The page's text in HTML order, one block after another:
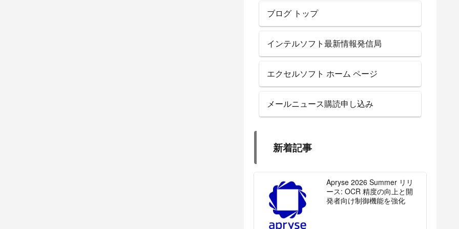
ブログ トップ
インテルソフト最新情報発信局
エクセルソフト ホーム ページ
メールニュース購読申し込み
新着記事
Apryse 2026 Summer リリ
ース: OCR 精度の向上と開
発者向け制御機能を強化